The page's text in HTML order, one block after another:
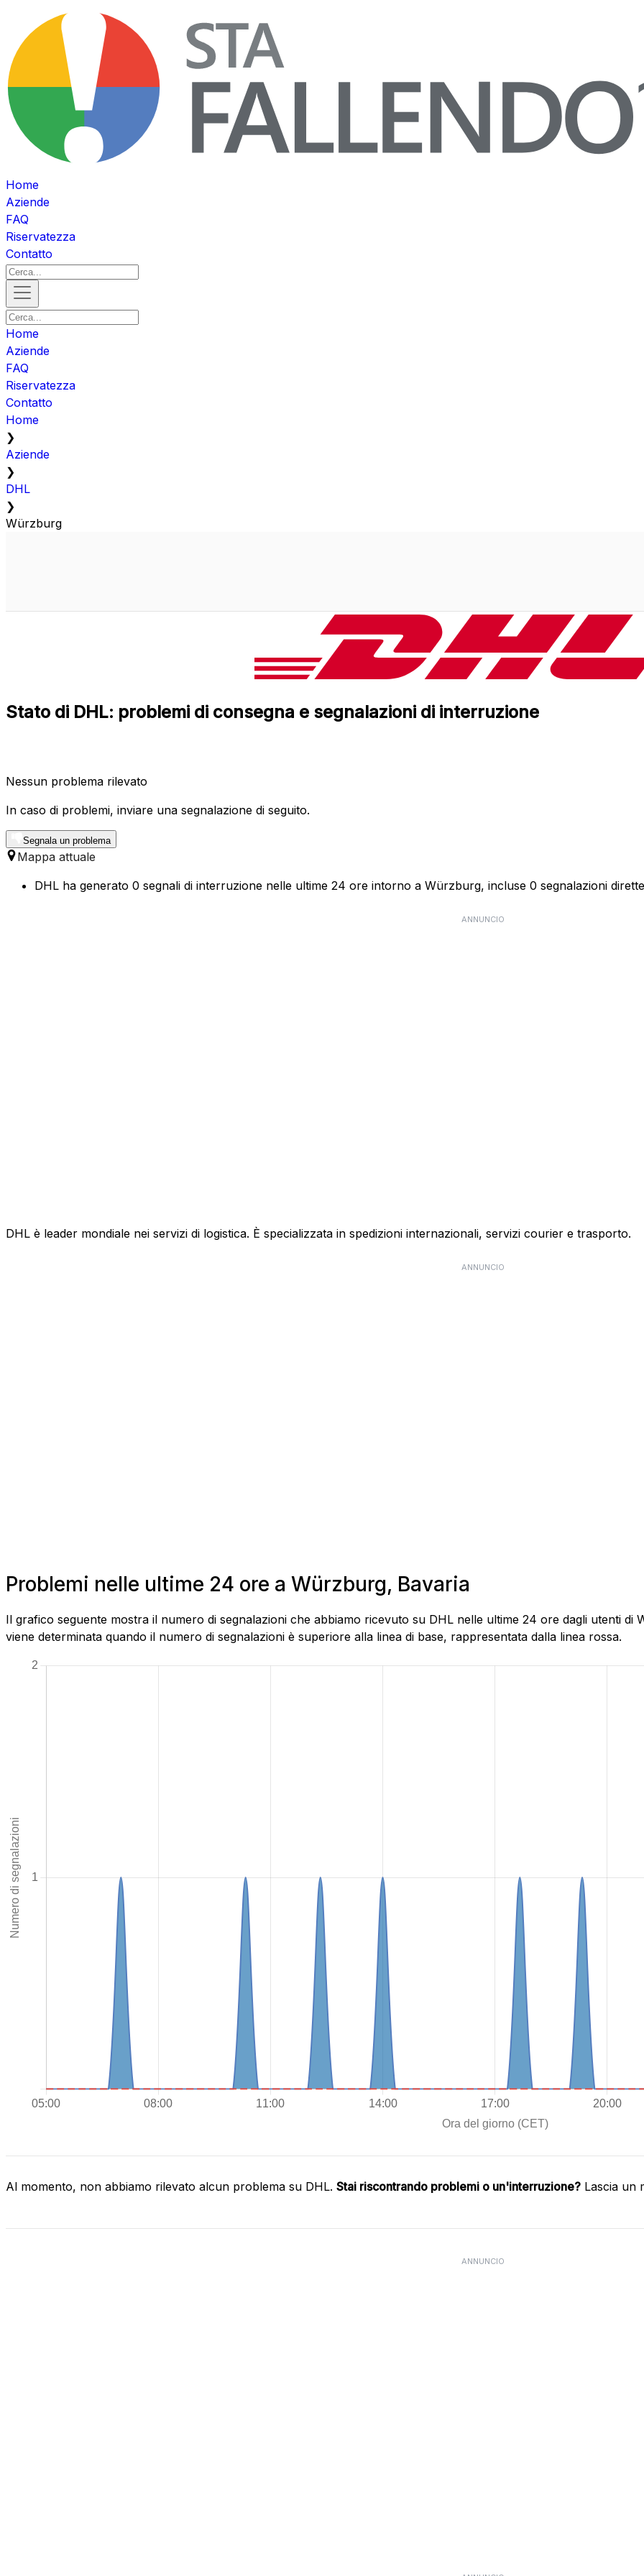
Home
Aziende
FAQ
Riservatezza
Contatto
Home
Aziende
FAQ
Riservatezza
Contatto
Home
❯
Aziende
❯
DHL
❯
Würzburg
Stato di DHL: problemi di consegna e segnalazioni di interruzione
Nessun problema rilevato
In caso di problemi, inviare una segnalazione di seguito.
Segnala un problema
Mappa attuale
DHL ha generato 0 segnali di interruzione nelle ultime 24 ore intorno a Würzburg, incluse 0 segnalazioni
ANNUNCIO
DHL è leader mondiale nei servizi di logistica. È specializzata in spedizioni internazionali, servizi courier e trasporto.
ANNUNCIO
Problemi nelle ultime 24 ore a Würzburg, Bavaria
Il grafico seguente mostra il numero di segnalazioni che abbiamo ricevuto su DHL nelle ultime 24 ore dagli utenti
viene determinata quando il numero di segnalazioni è superiore alla linea di base, rappresentata dalla linea rossa.
Al momento, non abbiamo rilevato alcun problema su DHL. Stai riscontrando problemi o un'interruzione? Lascia un
ANNUNCIO